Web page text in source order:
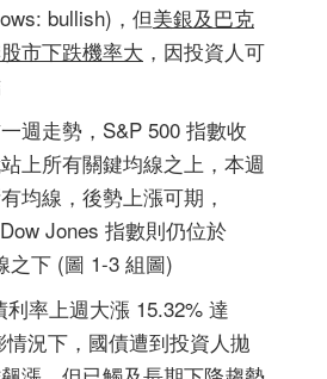
bullish)，但美銀及巴克
市下跌機率大 ，因投資人可
週走勢，S&P 500 指數收
上所有關鍵均線之上，本週
均線，後勢上漲可期，
Jones 指數則仍位於
之下 (圖 1-3 組圖)
利率上週大漲 15.32% 達
況下，國債遭到投資人拋